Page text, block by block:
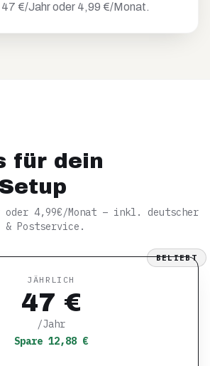
€/Jahr oder 4,99 €/Monat.
für dein
oder 4,99€/Monat – inkl. deutscher
& Postservice.
BELIEBT
JÄHRLICH
47 €
/Jahr
Spare 12,88 €